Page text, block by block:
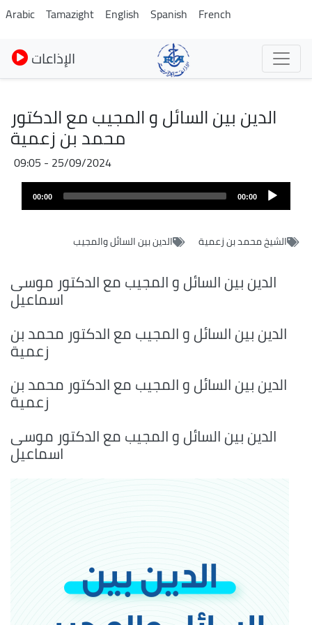
Pasar
al
contenido
principal
Arabic Tamazight English Spanish French
الإذاعات
الدين بين السائل و المجيب مع الدكتور
محمد بن زعمية
25/09/2024 - 09:05
00:00
00:00
الشيخ محمد بن زعمية الدين بين السائل والمجيب
الدين بين السائل و المجيب مع الدكتور موسى
اسماعيل
الدين بين السائل و المجيب مع الدكتور محمد بن
زعمية
الدين بين السائل و المجيب مع الدكتور محمد بن
زعمية
الدين بين السائل و المجيب مع الدكتور موسى
اسماعيل